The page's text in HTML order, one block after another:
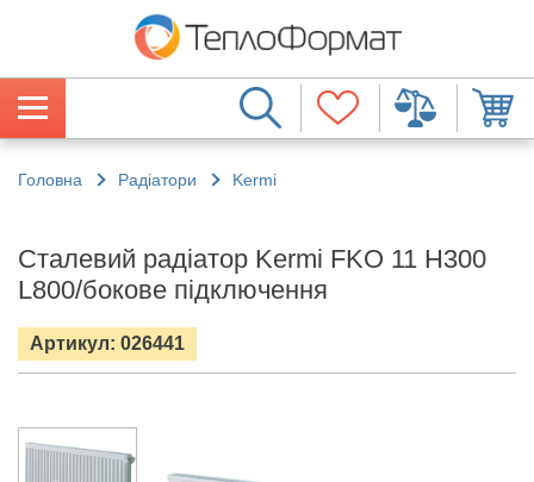
Головна Радіатори Kermi
Сталевий радіатор Kermi FKO 11 H300
L800/бокове підключення
Артикул: 026441